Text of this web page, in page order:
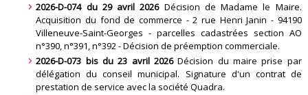
2026-D-074 du 29 avril 2026Décision de Madame le Maire.
Acquisition du fond de commerce - 2 rue Henri Janin - 94190
Villeneuve-Saint-Georges - parcelles cadastrées section AO
n°390, n°391, n°392 - Décision de préemption commerciale.
2026-D-073 bis du 23 avril 2026Décision du maire prise par
délégation du conseil municipal. Signature d'un contrat de
prestation de service avec la société Quadra.